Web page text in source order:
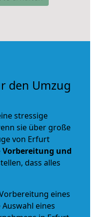
den Umzug
stressige
sie über große
von Erfurt
Vorbereitung und
dass alles
eines
eines